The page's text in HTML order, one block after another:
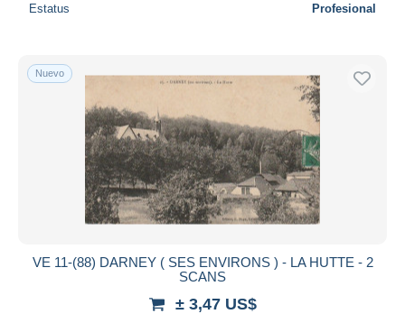
Estatus Profesional
Nuevo
VE 11-(88) DARNEY ( SES ENVIRONS ) - LA HUTTE - 2
SCANS
± 3,47 US$